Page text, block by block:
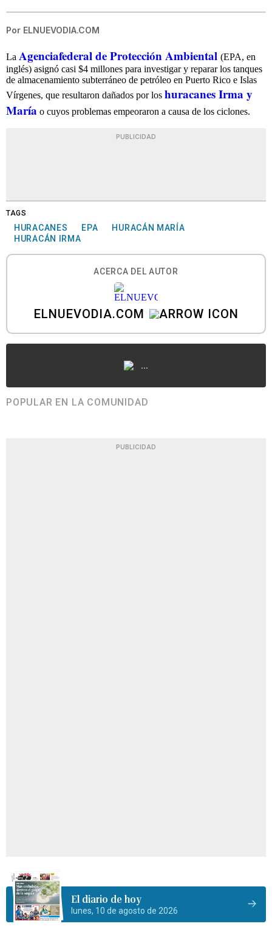
Por ELNUEVODIA.COM
La Agenciafederal de Protección Ambiental (EPA, en
inglés) asignó casi $4 millones para investigar y reparar los tanques
de almacenamiento subterráneo de petróleo en Puerto Rico e Islas
Vírgenes, que resultaron dañados por los huracanes Irma y
María o cuyos problemas empeoraron a causa de los ciclones.
PUBLICIDAD
TAGS
HURACANES EPA
HURACÁN MARÍA
HURACÁN IRMA
ACERCA DEL AUTOR
ELNUEVODIA.COM
...
POPULAR EN LA COMUNIDAD
PUBLICIDAD
El diario de hoy
lunes, 10 de agosto de 2026